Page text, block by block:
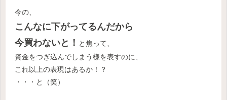
今の、
こんなに下がってるんだから
今買わないと！ と焦って、
資金をつぎ込んでしまう様を表すのに、
これ以上の表現はあるか！？
・・・と（笑）